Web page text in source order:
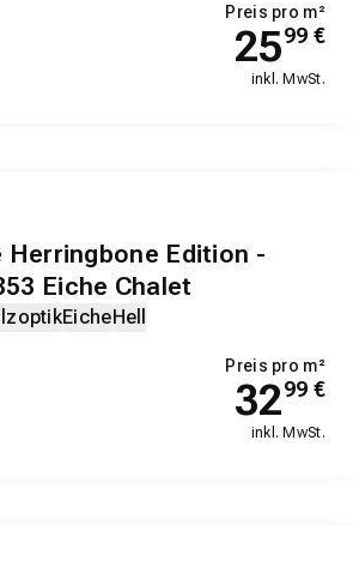
Preis pro m²
2599 €
inkl. MwSt.
Herringbone Edition -
Eiche Chalet
EicheHell
Preis pro m²
3299 €
inkl. MwSt.